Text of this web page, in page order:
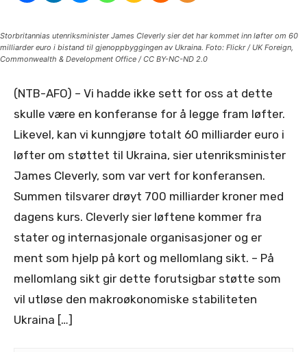
Storbritannias utenriksminister James Cleverly sier det har kommet inn løfter om 60
milliarder euro i bistand til gjenoppbyggingen av Ukraina. Foto: Flickr / UK Foreign,
Commonwealth & Development Office / CC BY-NC-ND 2.0
(NTB-AFO) – Vi hadde ikke sett for oss at dette
skulle være en konferanse for å legge fram løfter.
Likevel, kan vi kunngjøre totalt 60 milliarder euro i
løfter om støttet til Ukraina, sier utenriksminister
James Cleverly, som var vert for konferansen.
Summen tilsvarer drøyt 700 milliarder kroner med
dagens kurs. Cleverly sier løftene kommer fra
stater og internasjonale organisasjoner og er
ment som hjelp på kort og mellomlang sikt. – På
mellomlang sikt gir dette forutsigbar støtte som
vil utløse den makroøkonomiske stabiliteten
Ukraina […]